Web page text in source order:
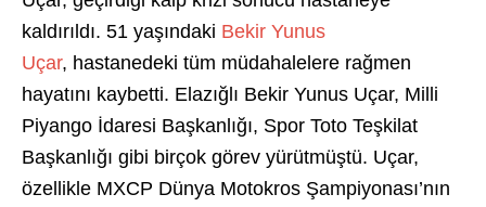
kaldırıldı. 51 yaşındaki Bekir Yunus
Uçar, hastanedeki tüm müdahalelere rağmen
hayatını kaybetti. Elazığlı Bekir Yunus Uçar, Milli
Piyango İdaresi Başkanlığı, Spor Toto Teşkilat
Başkanlığı gibi birçok görev yürütmüştü. Uçar,
özellikle MXCP Dünya Motokros Şampiyonası’nın